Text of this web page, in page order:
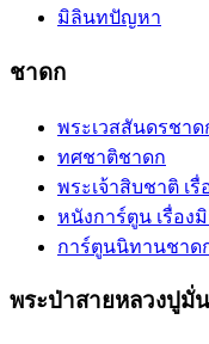
มิลินทปัญหา
ชาดก
พระเวสสันดรชาด
ทศชาติชาดก
พระเจ้าสิบชาติ เ
หนังการ์ตูน เรื่อง
การ์ตูนนิทานชาด
พระป่าสายหลวงปูมั่น